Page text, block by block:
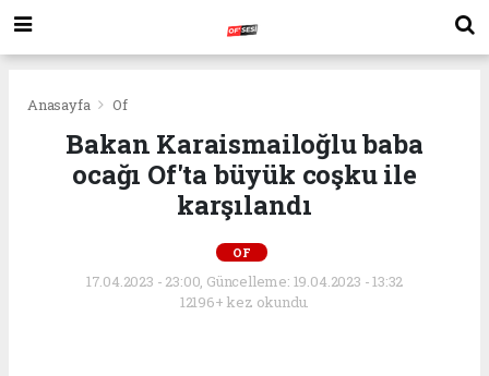
Anasayfa Of
Bakan Karaismailoğlu baba
ocağı Of'ta büyük coşku ile
karşılandı
OF
17.04.2023 - 23:00, Güncelleme: 19.04.2023 - 13:32
12196+ kez okundu.